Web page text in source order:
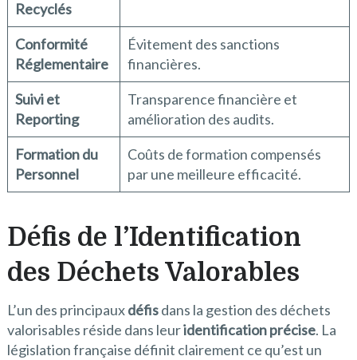
Recyclés
Conformité
Réglementaire
Évitement des sanctions
financières.
Suivi et
Reporting
Transparence financière et
amélioration des audits.
Formation du
Personnel
Coûts de formation compensés
par une meilleure efficacité.
Défis de l’Identification
des Déchets Valorables
L’un des principauxdéfisdans la gestion des déchets
valorisables réside dans leuridentification précise. La
législation française définit clairement ce qu’est un